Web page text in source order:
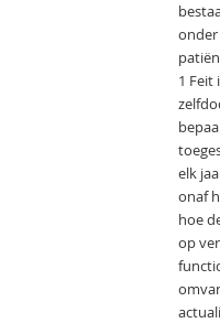
onder
1 Feit
elk
onaf
hoe
op